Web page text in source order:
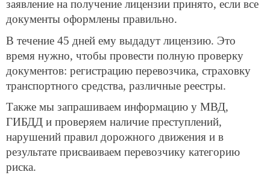
заявление на получение лицензии принято, если все
документы оформлены правильно.
В течение 45 дней ему выдадут лицензию. Это
время нужно, чтобы провести полную проверку
документов: регистрацию перевозчика, страховку
транспортного средства, различные реестры.
Также мы запрашиваем информацию у МВД,
ГИБДД и проверяем наличие преступлений,
нарушений правил дорожного движения и в
результате присваиваем перевозчику категорию
риска.